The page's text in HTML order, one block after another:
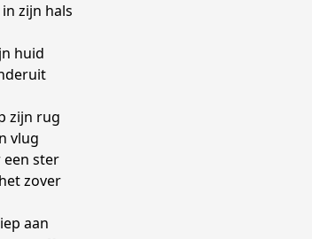
zijn hals
huid
zijn rug
vlug
ster
zover
aan